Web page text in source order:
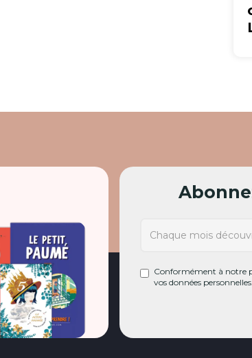
Conformément à notre
vos données personnelles.